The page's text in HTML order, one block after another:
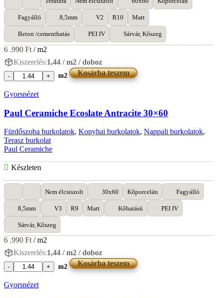
Fagyálló 8,5mm V2 R10 Matt
Beton /cementhatás PEI IV Sárvár, Kőszeg
6 .990 Ft / m2
Kiszerelés:1,44 / m2 / doboz
Paul
Abitare
60x60
m2 Kosárba teszem
Gyorsnézet
Paul Ceramiche Ecoslate Antracite 30×60
Fürdőszoba burkolatok, Konyhai burkolatok, Nappali burkolatok,
Terasz burkolat
Paul Ceramiche
Készleten
Nem élcsiszolt 30x60 Kőporcelán Fagyálló
8,5mm V3 R9 Matt Kőhatású PEI IV
Sárvár, Kőszeg
6 .990 Ft / m2
Kiszerelés:1,44 / m2 / doboz
Paul
Ecoslate
m2 Kosárba teszem
Gyorsnézet